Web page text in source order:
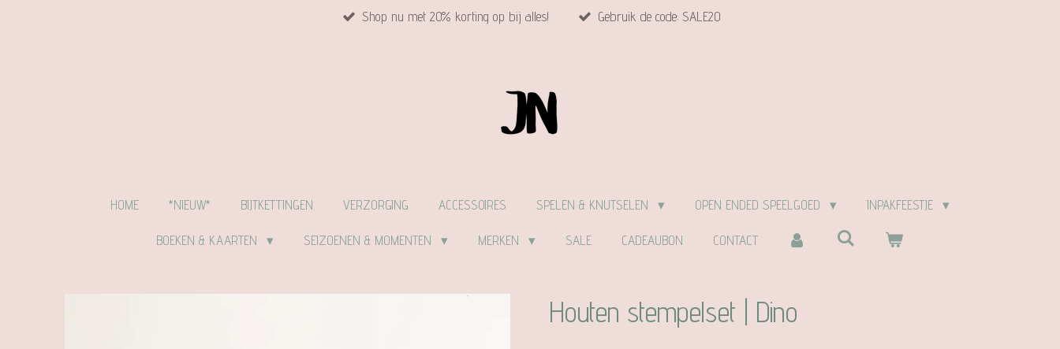
Shop nu met 20% korting op bij alles! Gebruik de code: SALE20
HOME *NIEUW* BIJTKETTINGEN VERZORGING ACCESSOIRES SPELEN & KNUTSELEN OPEN ENDED SPEELGOED INPAKFEESTJE
BOEKEN & KAARTEN SEIZOENEN & MOMENTEN MERKEN SALE CADEAUBON CONTACT
Houten stempelset | Dino